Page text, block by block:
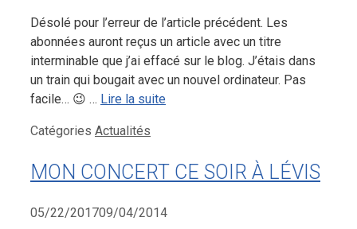
Désolé pour l’erreur de l’article précédent. Les
abonnées auront reçus un article avec un titre
interminable que j’ai effacé sur le blog. J’étais dans
un train qui bougait avec un nouvel ordinateur. Pas
facile… 😉 … Lire la suite
Catégories Actualités
MON CONCERT CE SOIR À LÉVIS
05/22/201709/04/2014